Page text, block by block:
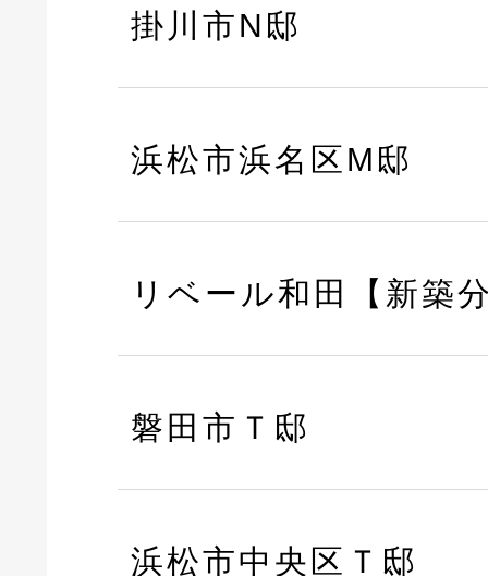
掛川市N邸
浜松市浜名区M邸
リベール和田【新築
磐田市Ｔ邸
浜松市中央区Ｔ邸